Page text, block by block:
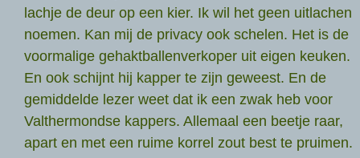
lachje de deur op een kier. Ik wil het geen uitlachen
noemen. Kan mij de privacy ook schelen. Het is de
voormalige gehaktballenverkoper uit eigen keuken.
En ook schijnt hij kapper te zijn geweest. En de
gemiddelde lezer weet dat ik een zwak heb voor
Valthermondse kappers. Allemaal een beetje raar,
apart en met een ruime korrel zout best te pruimen.